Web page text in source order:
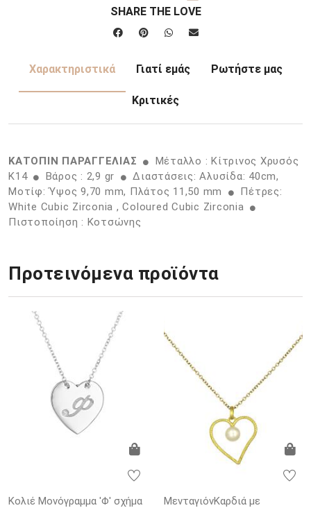
SHARE THE LOVE
Χαρακτηριστικά Γιατί εμάς Ρωτήστε μας
Κριτικές
ΚΑΤΟΠΙΝ ΠΑΡΑΓΓΕΛΙΑΣ
Μέταλλο : Κίτρινος Χρυσός
K14
Βάρος : 2,9 gr
Διαστάσεις: Αλυσίδα: 40cm,
Μοτίφ: Ύψος 9,70 mm, Πλάτος 11,50 mm
Πέτρες:
White Cubic Zirconia , Coloured Cubic Zirconia
Πιστοποίηση : Κοτσώνης
Προτεινόμενα προϊόντα
Κολιέ Μονόγραμμα 'Φ' σχήμα
ΜενταγιόνΚαρδιά με